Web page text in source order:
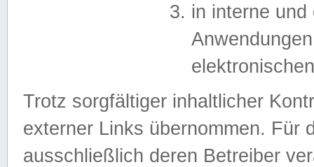
in interne
Trotz sorgfältiger inhaltlicher
externer Links übernommen. Für
ausschließlich deren Betreiber